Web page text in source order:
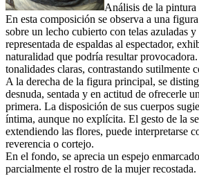
Análisis de la pintura
En esta composición se observa a una
sobre un lecho cubierto con telas azuladas
representada de espaldas al espectador,
naturalidad que podría resultar
tonalidades claras, contrastando sutilmente
A la derecha de la figura principal, se
desnuda, sentada y en actitud de ofrecerle
primera. La disposición de sus cuerpos
íntima, aunque no explícita. El gesto de la
extendiendo las flores, puede interpretarse
reverencia o cortejo.
En el fondo, se aprecia un espejo
parcialmente el rostro de la mujer